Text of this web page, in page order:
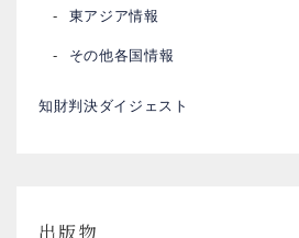
東アジア情報
その他各国情報
知財判決ダイジェスト
出版物